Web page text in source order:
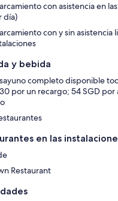
con asistencia en
día)
con y sin asistencia
y bebida
completo disponible
por un recargo; 54 SGD por
en las
Restaurant